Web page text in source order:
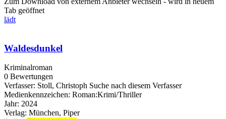
Tab geöffnet
lädt
Waldesdunkel
Kriminalroman
0 Bewertungen
Verfasser: Stoll, Christoph Suche nach diesem Verfasser
Medienkennzeichen: Roman:Krimi/Thriller
Jahr: 2024
Verlag: München, Piper